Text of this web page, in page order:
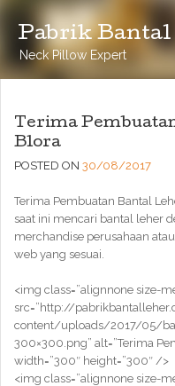
Pabrik Bantal
Neck Pillow Expert
Terima
Blora
POSTED ON 30/08/2017
Terima Pembuatan Bantal
saat ini mencari bantal leher
merchandise perusahaan
web yang sesuai.
<img class=”alignnone size-
src=”http://
content/uploads/2017/05/
300×300.png” alt=”Terima
width=”300″ height=”300″ />
<img class=”alignnone size-